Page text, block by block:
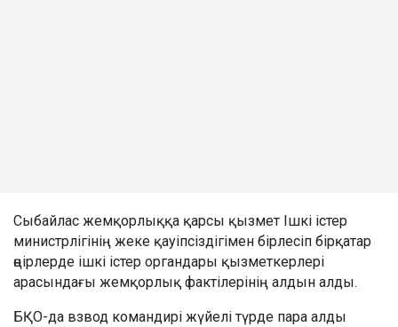
Сыбайлас жемқорлыққа қарсы қызмет Ішкі істер
министрлігінің жеке қауіпсіздігімен бірлесіп бірқатар
өңірлерде ішкі істер органдары қызметкерлері
арасындағы жемқорлық фактілерінің алдын алды.
БҚО-да взвод командирі жүйелі түрде пара алды